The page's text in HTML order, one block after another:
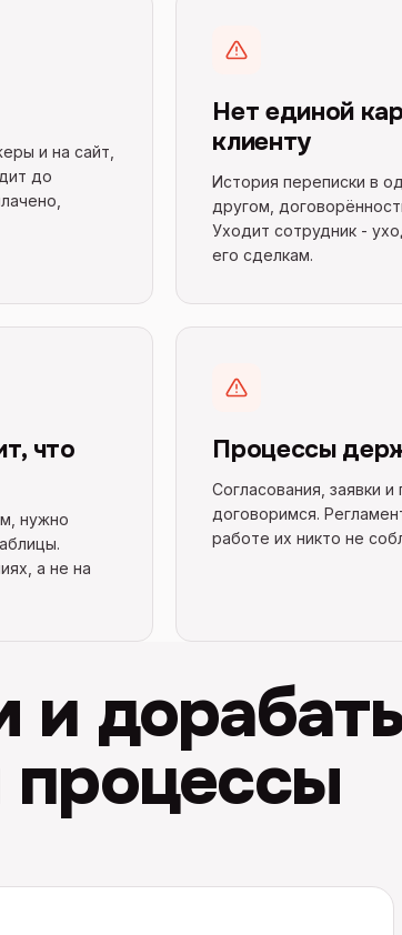
и на сайт,
до
Нет единой
клиенту
История переписки в
другом,
Уходит сотрудник -
его сделкам.
что
нужно
а не на
Процессы
Согласования, заявки
договоримся.
работе их никто не
и